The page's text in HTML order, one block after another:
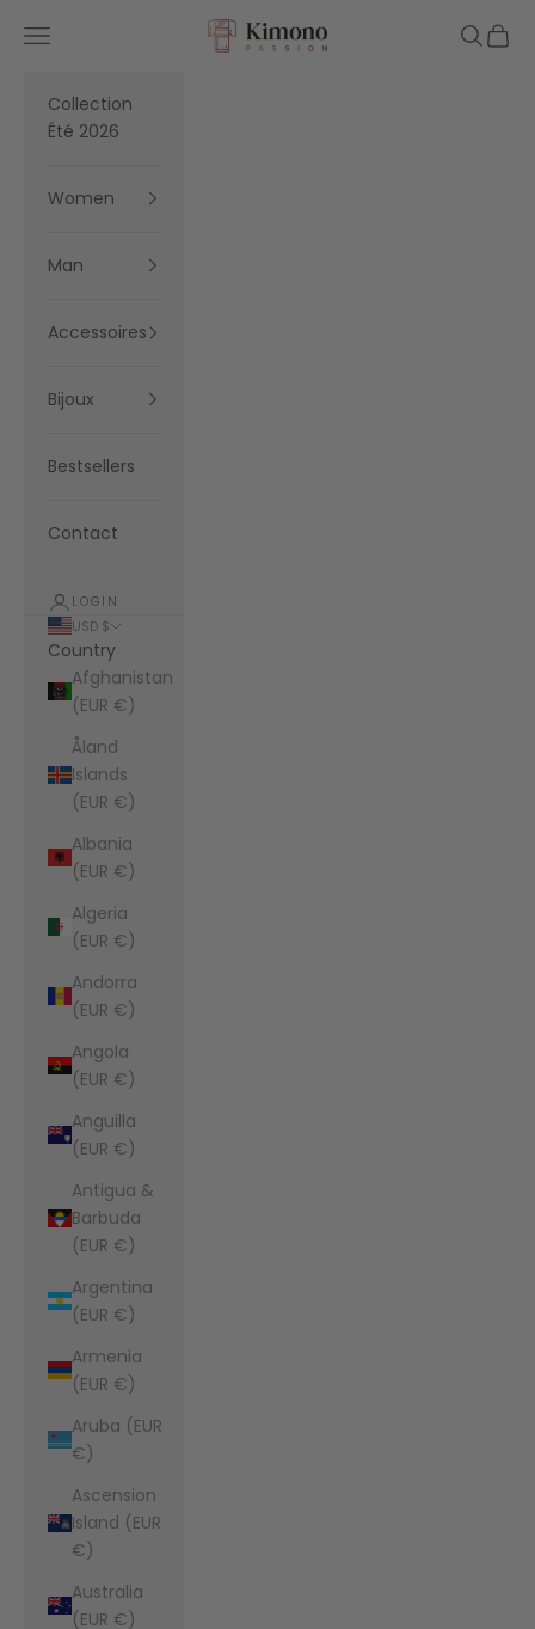
Kimono Passion
Navigation menu Search
Cart
Collection
Été 2026
Women
Man
Accessoires
Bijoux
Bestsellers
Contact
LOGIN
USD $
Country
Afghanistan
(EUR €)
Åland
Islands
(EUR €)
Albania
(EUR €)
Algeria
(EUR €)
Andorra
(EUR €)
Angola
(EUR €)
Anguilla
(EUR €)
Antigua &
Barbuda
(EUR €)
Argentina
(EUR €)
Armenia
(EUR €)
Aruba (EUR
€)
Ascension
Island (EUR
€)
Australia
(EUR €)